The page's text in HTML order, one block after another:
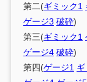
第二(ギミック1
ゲージ3 破砕)
第三(ギミック1
ゲージ4 破砕)
第四(ゲージ1 ギ